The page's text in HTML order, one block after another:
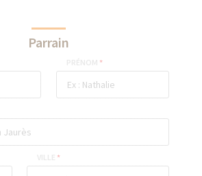
Parrain
*
*